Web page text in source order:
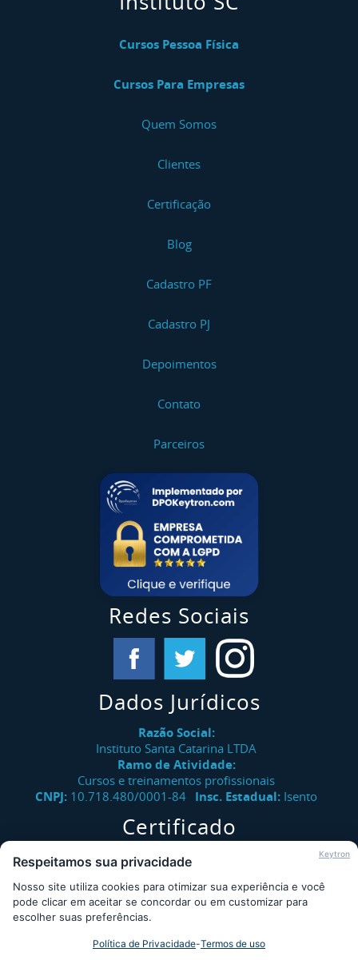
Cursos Pessoa Física
Cursos Para Empresas
Quem Somos
Clientes
Certificação
Blog
Cadastro PF
Cadastro PJ
Depoimentos
Contato
Parceiros
Redes Sociais
Dados Jurídicos
Razão Social:
Instituto Santa Catarina LTDA
Ramo de Atividade:
Cursos e treinamentos profissionais
CNPJ: 10.718.480/0001-84 Insc. Estadual: Isento
Certificado
Verifique a autenticidade de certificados emitidos pelo
Instituto Santa Catarina.
Consultar
Keytron
Respeitamos sua privacidade
Nosso site utiliza cookies para otimizar sua experiência e você
pode clicar em aceitar se concordar ou em customizar para
escolher suas preferências.
Política de Privacidade-Termos de uso